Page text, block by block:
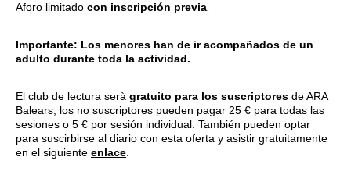
Aforo limitado con inscripción previa.
Importante: Los menores han de ir acompañados de un
adulto durante toda la actividad.
El club de lectura serà gratuito para los suscriptores de ARA
Balears, los no suscriptores pueden pagar 25 € para todas las
sesiones o 5 € por sesión individual. También pueden optar
para suscirbirse al diario con esta oferta y asistir gratuitamente
en el siguiente enlace.